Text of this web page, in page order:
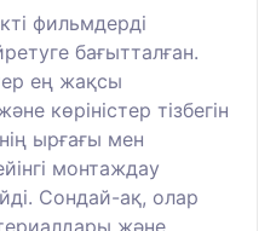
фильмдерді
бағытталған.
ең жақсы
көріністер тізбегін
ырғағы мен
монтаждау
Сондай-ақ, олар